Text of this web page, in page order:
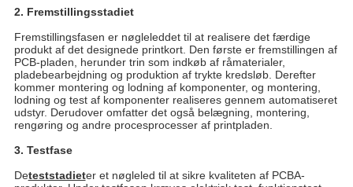
2. Fremstillingsstadiet
Fremstillingsfasen er nøgleleddet til at realisere det færdige
produkt af det designede printkort. Den første er fremstillingen af
​​PCB-pladen, herunder trin som indkøb af råmaterialer,
pladebearbejdning og produktion af trykte kredsløb. Derefter
kommer montering og lodning af komponenter, og montering,
lodning og test af komponenter realiseres gennem automatiseret
udstyr. Derudover omfatter det også belægning, montering,
rengøring og andre procesprocesser af printpladen.
3. Testfase
Deteststadieter et nøgleled til at sikre kvaliteten af ​​PCBA-